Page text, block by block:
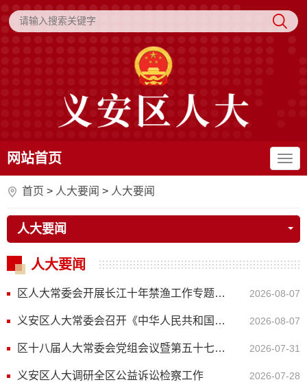
网站首页
首页 > 人大要闻 > 人大要闻
人大要闻
人大要闻
区人大常委会开展长江十年禁渔工作专题调研 2026-08-07
义安区人大常委会召开《中华人民共和国民营经济促进法》执法检查工作座谈会 2026-08-07
区十八届人大常委会党组会议暨第五十七次主任（扩大）会议召开 2026-07-31
义安区人大调研全区公益诉讼检察工作 2026-07-28